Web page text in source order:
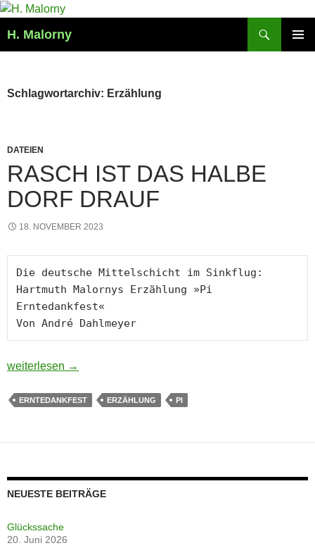
Zum
springen
H. Malorny
Schlagwortarchiv: Erzählung
DATEIEN
RASCH IST DAS HALBE
DORF DRAUF
18. NOVEMBER 2023
Die deutsche Mittelschicht im Sinkflug:
Hartmuth Malornys Erzählung »Pi
Erntedankfest«
Rasch ist das halbe Dorf drauf
weiterlesen →
ERNTEDANKFEST ERZÄHLUNG PI
NEUESTE BEITRÄGE
Glückssache
20. Juni 2026